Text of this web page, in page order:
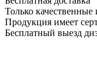
Только
Продукция имеет
Бесплатный выезд